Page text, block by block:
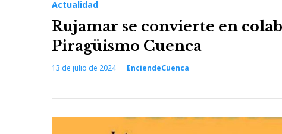
Actualidad
Rujamar se convierte en
Piragüismo Cuenca
13 de julio de 2024 EnciendeCuenca